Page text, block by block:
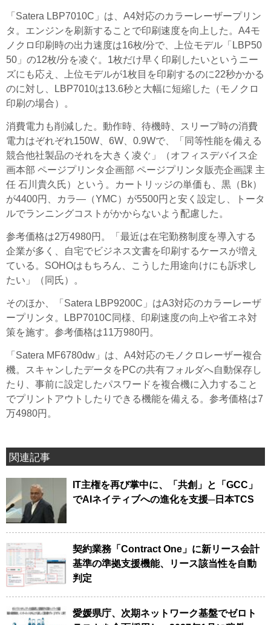
「Satera LBP7010C」は、A4対応のカラーレーザープリン
タ。エンジンを刷新することで印刷速度を向上した。A4モ
ノクロ印刷時の出力速度は16枚/分で、上位モデル「LBP50
50」の12枚/分を凌ぐ。1枚だけ早く印刷したいというニー
ズにも応え、上位モデルが1枚目を印刷するのに22秒かかる
のに対し、LBP7010は13.6秒と大幅に短縮した（モノクロ
印刷の場合）。
消費電力も削減した。動作時、待機時、スリープ時の消費
電力はぞれぞれ150W、6W、0.9Wで、「同等性能を備える
競合他社製品のそれを大きく凌ぐ」（オフィスデバイス企
画本部 ページプリンタ企画部 ページプリンタ販売企画課 主
任 石川貴久氏）という。カートリッジの単価も、黒（Bk）
が4400円、カラ―（YMC）が5500円と安く設定し、トータ
ルでランニングコストがかからないよう配慮した。
参考価格は2万4980円。「最近は在宅勤務制度を導入する
企業が多く、自宅でビジネス文書を印刷するケースが増え
ている。SOHOはもちろん、こうした用途向けにも訴求し
たい」（同氏）。
そのほか、「Satera LBP9200C」はA3対応のカラーレーザ
ープリンタ。LBP7010C同様、印刷速度の向上や省エネ対
策を施す。参考価格は11万980円。
「Satera MF6780dw」は、A4対応のモノクロレーザー複合
機。スキャンしたデータをPCの共有フォルダへ自動保存し
たり、事前に設定したパスワードを複合機に入力すること
でプリントアウトしたりできる機能を備える。参考価格は7
万4980円。
関連記事
IT主権を再び掌中に、「共創」と「GCC」
でAIネイティブへの進化を支援─日本TCS
契約業務「Contract One」に新リース会計
基準の準拠支援機能、リース該当性を自動
判定
愛媛県庁、次期ネットワーク基盤でゼロト